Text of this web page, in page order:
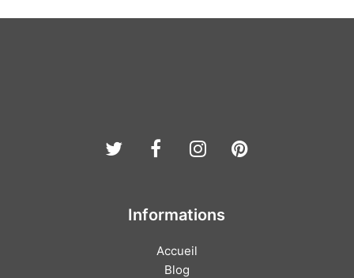
TwitterFacebook
Instagram
Pinterest
Informations
Accueil
Blog